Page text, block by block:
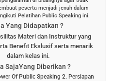
peserta menjadi jenuh dalam
Pelatihan Public Speaking ini.
Yang Didapatkan ?
Materi dan Instruktur yang
Benefit Ekslusif serta menarik
dalam kelas ini.
SajaYang Diberikan ?
Of Public Speaking 2. Persiapan